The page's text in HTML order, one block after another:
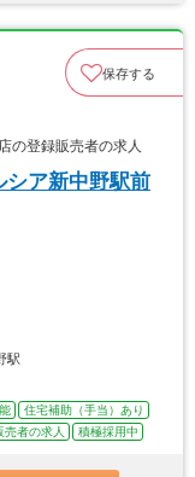
保存する
の登録販売者の求人
シア新中野駅前
駅
住宅補助（手当）あり
売者の求人 積極採用中